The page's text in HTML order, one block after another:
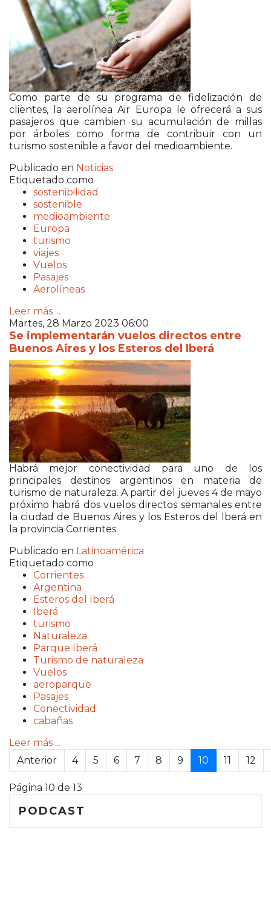
Como parte de su programa de fidelización de
clientes, la aerolínea Air Europa le ofrecerá a sus
pasajeros que cambien su acumulación de millas
por árboles como forma de contribuir con un
turismo sostenible a favor del medioambiente.
Publicado en Noticias
Etiquetado como
sostenibilidad
sostenible
medioambiente
Europa
turismo
viajes
Vuelos
Pasajes
Aerolíneas
Leer más ...
Martes, 28 Marzo 2023 06:00
Se implementarán vuelos directos entre
Buenos Aires y los Esteros del Iberá
Habrá mejor conectividad para uno de los
principales destinos argentinos en materia de
turismo de naturaleza. A partir del jueves 4 de mayo
próximo habrá dos vuelos directos semanales entre
la ciudad de Buenos Aires y los Esteros del Iberá en
la provincia Corrientes.
Publicado en Latinoamérica
Etiquetado como
Corrientes
Argentina
Esteros del Iberá
Iberá
turismo
Naturaleza
Parque Iberá
Turismo de naturaleza
Vuelos
aeroparque
Pasajes
Conectividad
cabañas
Leer más ...
Anterior
4 5 6 7 8 9 10 11 12
Página 10 de 13
PODCAST